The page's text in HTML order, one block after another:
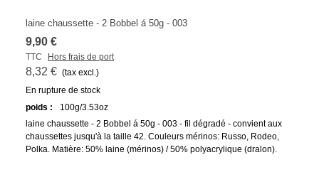
laine chaussette - 2 Bobbel á 50g - 003
9,90 €
TTC Hors frais de port
8,32 € (tax excl.)
En rupture de stock
poids :
100g/3.53oz
laine chaussette - 2 Bobbel á 50g - 003 - fil dégradé - convient aux
chaussettes jusqu'à la taille 42. Couleurs mérinos: Russo, Rodeo,
Polka. Matière: 50% laine (mérinos) / 50% polyacrylique (dralon).